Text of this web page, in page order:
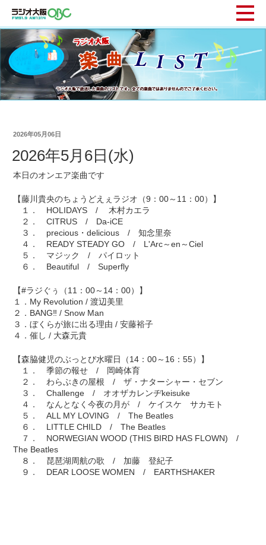
2026年05月06日
2026年5月6日(水)
本日のオンエア楽曲です
【藤川貴央のちょうどえぇラジオ（9：00～11：00）】
１． HOLIDAYS / 木村カエラ
２． CITRUS / Da-iCE
３． precious・delicious / 知念里奈
４． READY STEADY GO / L'Arc～en～Ciel
５． マジック / パイロット
６． Beautiful / Superfly
【#ラジぐぅ（11：00～14：00）】
１．My Revolution / 渡辺美里
２．BANG‼ / Snow Man
３．ぼくらが旅に出る理由 / 安藤裕子
４．催し / 大森元貴
【森脇健児のぶっとび水曜日（14：00～16：55）】
１． 季節の報せ / 岡崎体育
２． わらぶきの屋根 / ザ・ナターシャー・セブン
３． Challenge / オオザカレンヂkeisuke
４． なんとなく今夜の月が / ケイスケ サカモト
５． ALL MY LOVING / The Beatles
６． LITTLE CHILD / The Beatles
７． NORWEGIAN WOOD (THIS BIRD HAS FLOWN) /
The Beatles
８． 琵琶湖周航の歌 / 加藤 登紀子
９． DEAR LOOSE WOMEN / EARTHSHAKER